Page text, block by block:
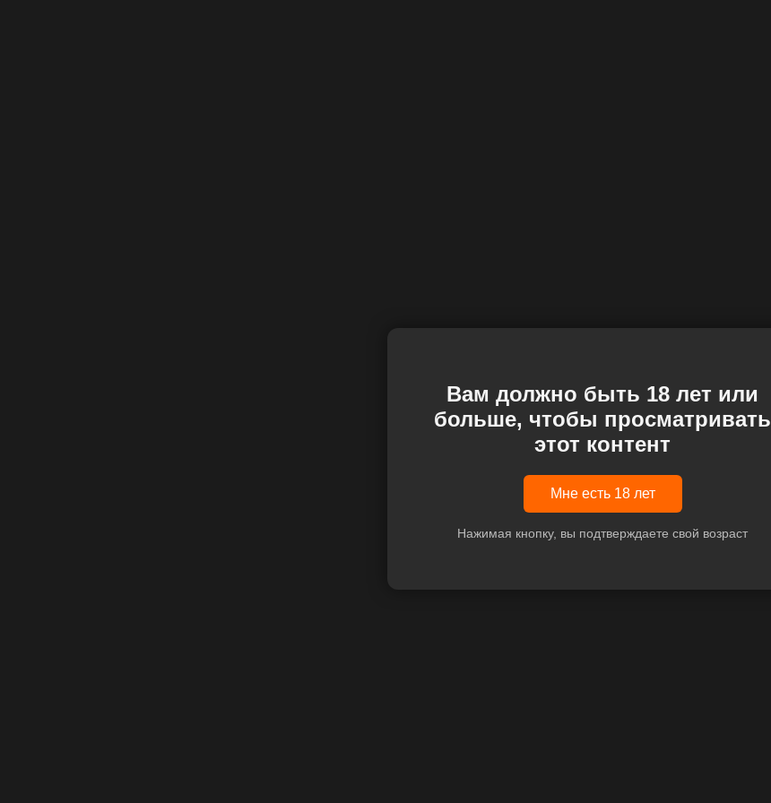
Вам должно быть 18 лет или
больше, чтобы просматривать
этот контент
Мне есть 18 лет
Нажимая кнопку, вы подтверждаете свой возраст